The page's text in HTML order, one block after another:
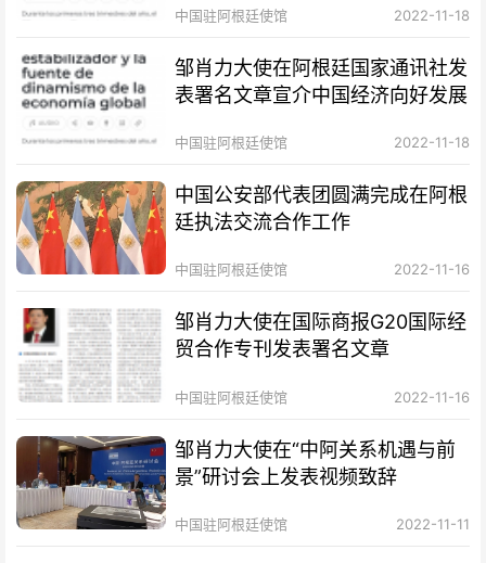
中国驻阿根廷使馆 2022-11-18
邹肖力大使在阿根廷国家通讯社发
表署名文章宣介中国经济向好发展
中国驻阿根廷使馆 2022-11-18
中国公安部代表团圆满完成在阿根
廷执法交流合作工作
中国驻阿根廷使馆 2022-11-16
邹肖力大使在国际商报G20国际经
贸合作专刊发表署名文章
中国驻阿根廷使馆 2022-11-16
邹肖力大使在“中阿关系机遇与前
景”研讨会上发表视频致辞
中国驻阿根廷使馆 2022-11-11